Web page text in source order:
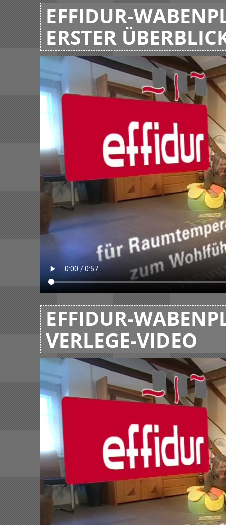
EFFIDUR-
ERSTER
EFFIDUR-
VERLEGE-VIDEO